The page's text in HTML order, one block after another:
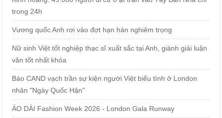
trong 24h
Vương quốc Anh rơi vào đợt hạn hán nghiêm trọng
Nữ sinh Việt tốt nghiệp thạc sĩ xuất sắc tại Anh, giành giải luận
văn tốt nhất khóa
Báo CAND vạch trần sự kiện người Việt biểu tình ở London
nhân "Ngày Quốc Hận"
ÁO DÀI Fashion Week 2026 - London Gala Runway